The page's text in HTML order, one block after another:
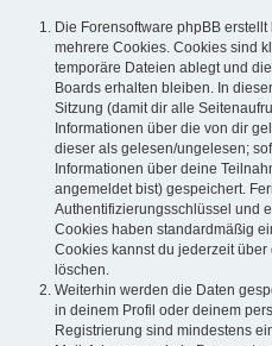
Die Forensoftware phpBB
mehrere Cookies. Cookies sind
temporäre Dateien ablegt und
Boards erhalten bleiben. In
Sitzung (damit dir alle
Informationen über die von dir
dieser als gelesen/ungelesen;
Informationen über deine
angemeldet bist) gespeichert.
Authentifizierungsschlüssel und
Cookies haben standardmäßig
Cookies kannst du jederzeit über
löschen.
Weiterhin werden die Daten
in deinem Profil oder deinem
Registrierung sind mindestens